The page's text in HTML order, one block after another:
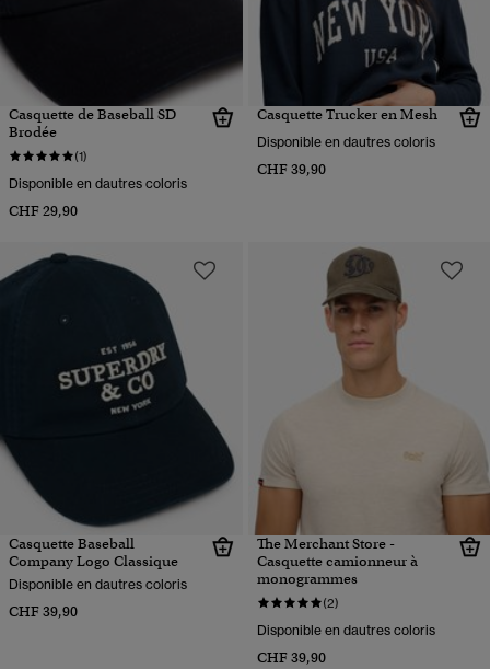
Casquette de Baseball SD
Brodée
(1)
Disponible en dautres coloris
CHF 29,90
Casquette Trucker en Mesh
Disponible en dautres coloris
CHF 39,90
Casquette Baseball
Company Logo Classique
Disponible en dautres coloris
CHF 39,90
The Merchant Store -
Casquette camionneur à
monogrammes
(2)
Disponible en dautres coloris
CHF 39,90